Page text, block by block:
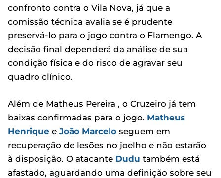
confronto contra o Vila Nova, já que a
comissão técnica avalia se é prudente
preservá-lo para o jogo contra o Flamengo. A
decisão final dependerá da análise de sua
condição física e do risco de agravar seu
quadro clínico.
Além de Matheus Pereira , o Cruzeiro já tem
baixas confirmadas para o jogo. Matheus
Henrique e João Marcelo seguem em
recuperação de lesões no joelho e não estarão
à disposição. O atacante Dudu também está
afastado, aguardando uma definição sobre seu